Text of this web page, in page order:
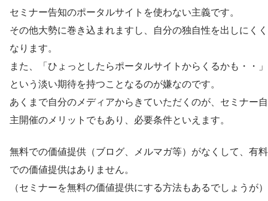
セミナー告知のポータルサイトを使わない主義です。
その他大勢に巻き込まれますし、自分の独自性を出しにくく
なります。
また、「ひょっとしたらポータルサイトからくるかも・・」
という淡い期待を持つことなるのが嫌なのです。
あくまで自分のメディアからきていただくのが、セミナー自
主開催のメリットでもあり、必要条件といえます。
無料での価値提供（ブログ、メルマガ等）がなくして、有料
での価値提供はありません。
（セミナーを無料の価値提供にする方法もあるでしょうが）